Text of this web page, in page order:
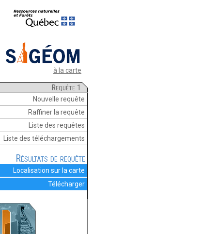
à la carte
Requête 1
Nouvelle requête
Raffiner la requête
Liste des requêtes
Liste des téléchargements
Résultats de requête
Localisation sur la carte
Télécharger